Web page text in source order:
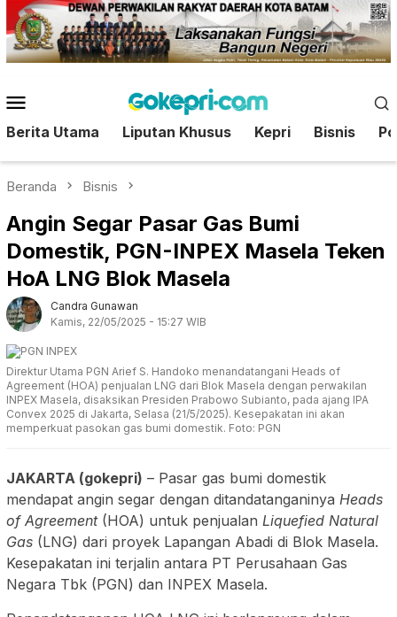
Loncat
ke
konten
Mobile
Berita Utama Liputan Khusus Kepri Bisnis
Beranda Bisnis
Angin Segar Pasar Gas Bumi
Domestik, PGN-INPEX Masela Teken
HoA LNG Blok Masela
Candra Gunawan
Kamis, 22/05/2025 - 15:27 WIB
Direktur Utama PGN Arief S. Handoko menandatangani Heads of
Agreement (HOA) penjualan LNG dari Blok Masela dengan perwakilan
INPEX Masela, disaksikan Presiden Prabowo Subianto, pada ajang IPA
Convex 2025 di Jakarta, Selasa (21/5/2025). Kesepakatan ini akan
memperkuat pasokan gas bumi domestik. Foto: PGN
JAKARTA (gokepri) – Pasar gas bumi domestik
mendapat angin segar dengan ditandatanganinya Heads
of Agreement(HOA) untuk penjualan Liquefied Natural
Gas (LNG) dari proyek Lapangan Abadi di Blok Masela.
Kesepakatan ini terjalin antara PT Perusahaan Gas
Negara Tbk (PGN) dan INPEX Masela.